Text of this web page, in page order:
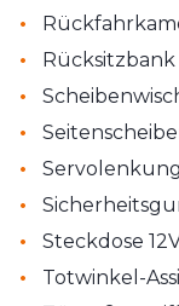
•
•
•
•
• Servolenkung
•
• Steckdose
• Totwinkel-